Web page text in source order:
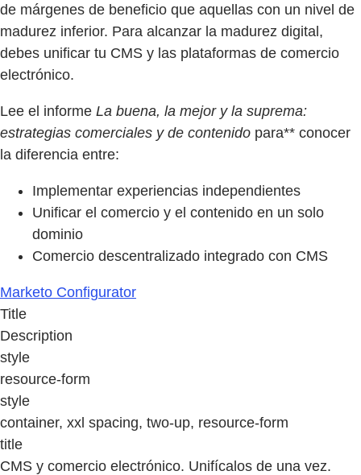
de márgenes de beneficio que aquellas con un nivel de
madurez inferior. Para alcanzar la madurez digital,
debes unificar tu CMS y las plataformas de comercio
electrónico.
Lee el informe La buena, la mejor y la suprema:
estrategias comerciales y de contenido para** conocer
la diferencia entre:
Implementar experiencias independientes
Unificar el comercio y el contenido en un solo
dominio
Comercio descentralizado integrado con CMS
Marketo Configurator
Title
Description
style
resource-form
style
container, xxl spacing, two-up, resource-form
title
CMS y comercio electrónico. Unifícalos de una vez.